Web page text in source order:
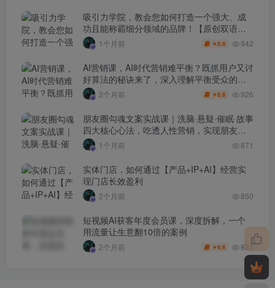
吸引力学院，教会您如何打造一个强大、成
功且能称霸细分领域的品牌！【原创双语字
幕】 1个月前 ￥6.6 942
AI营销课，AI时代营销难平衡？既抓用户又讨
好算法的秘诀来了，深入理解平衡受众的需
求【原创双语字幕】
2个月前 ￥6.6 926
朋友圈勾魂文案实战课｜洗脑·悬疑·催眠·故事
四大核心心法，吃透人性营销，实现朋友圈
不销而售被动成交
1个月前 871
实体门店，如何通过【产品+IP+AI】经营实
现门店长效盈利
2个月前 850
短视频AI获客年度会员课，深度拆解，一个
用流量让生意翻10倍的案例
2个月前 ￥6.6 831